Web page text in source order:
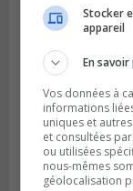
BROSSARD
Publié le 23 février
Les
sont
Stocker
appareil
En savoir
Vos données à
informations
uniques et
et consultées
ou utilisées
nous-mêmes
géolocalisation